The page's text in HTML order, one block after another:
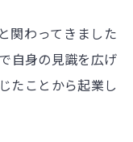
関わってきました
自身の見識を広げ
たことから起業し